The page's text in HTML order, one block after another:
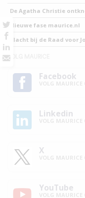
De Agatha Christie
Nieuwe fase maurice.nl
Klacht bij de Raad voor
VOLG MAURICE
Facebook
Linkedin
X
YouTube